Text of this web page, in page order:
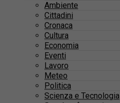
Ambiente
Cittadini
Cronaca
Cultura
Economia
Eventi
Lavoro
Meteo
Politica
Scienza e Tecnologia